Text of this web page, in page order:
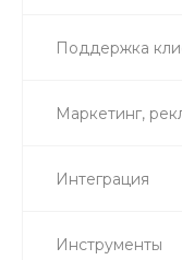
Поддержка
Маркетинг,
Интеграция
Инструменты